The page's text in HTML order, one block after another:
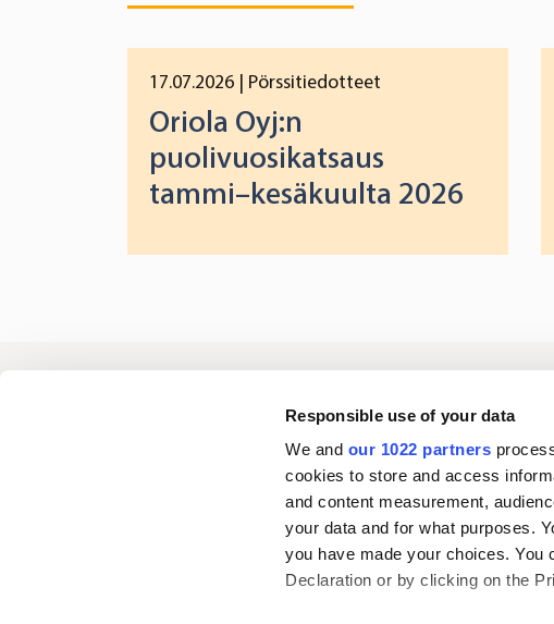
Responsible use of your data
We and our 1022 partners
cookies to store and access
and content measurement,
your data and for what purposes.
you have made your choices. You
Declaration or by clicking on the
17.07.2026 | Pörssitiedotteet
Oriola Oyj:n
puolivuosikatsaus
tammi–kesäkuulta 2026
L